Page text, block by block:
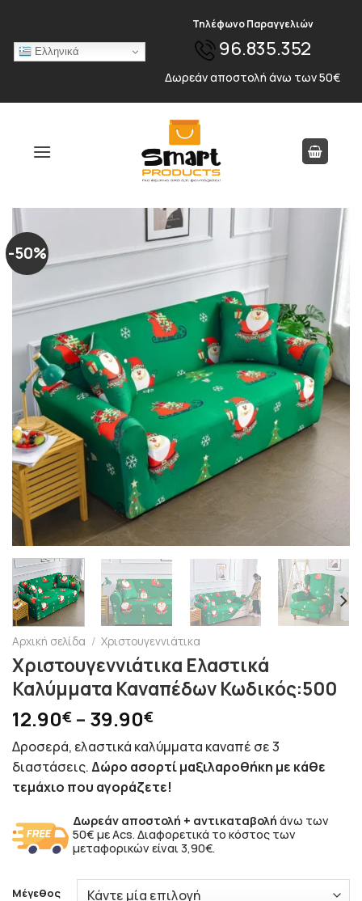
contentΕλληνικά
Τηλέφωνο Παραγγελιών
96.835.352
Δωρεάν αποστολή άνω των 50€
-50%
Αρχική σελίδα / Χριστουγεννιάτικα
Χριστουγεννιάτικα Ελαστικά
Καλύμματα Καναπέδων Κωδικός:500
12.90€ – 39.90€
Δροσερά, ελαστικά καλύμματα καναπέ σε 3
διαστάσεις.Δώρο ασορτί μαξιλαροθήκη με κάθε
τεμάχιο που αγοράζετε!
Δωρεάν αποστολή + αντικαταβολή άνω των
50€ με Acs. Διαφορετικά το κόστος των
μεταφορικών είναι 3,90€.
Μέγεθος